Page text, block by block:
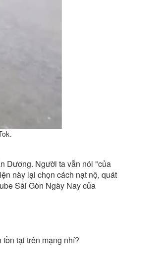
Dương. Người ta vẫn nói "của
này lại chọn cách nạt nộ, quát
Sài Gòn Ngày Nay của
tại trên mạng nhỉ?